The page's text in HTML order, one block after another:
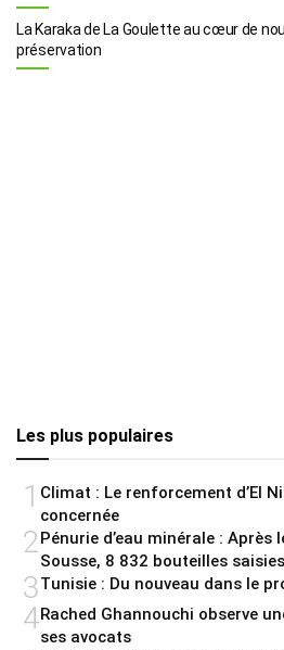
La Karaka de La Goulette au cœur de
préservation
Les plus populaires
1 Climat : Le renforcement d’El
concernée
2Pénurie d’eau minérale : Après
Sousse, 8 832 bouteilles
3Tunisie : Du nouveau dans le
4Rached Ghannouchi observe
ses avocats